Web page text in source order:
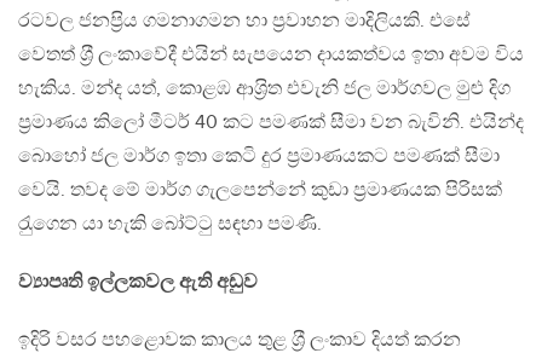
රටවල ජනප‍්‍රිය ගමනාගමන හා ප‍්‍රවාහන මාදිලියකි. එසේ
වෙතත් ශ‍්‍රී ලංකාවේදී එයින් සැපයෙන දායකත්වය ඉතා අවම විය
හැකිය. මන්ද යත්, කොළඹ ආශ‍්‍රිත එවැනි ජල මාර්ගවල මුළු දිග
ප‍්‍රමාණය කිලෝ මීටර් 40 කට පමණක් සීමා වන බැවිනි. එයින්ද
බොහෝ ජල මාර්ග ඉතා කෙටි දුර ප‍්‍රමාණයකට පමණක් සීමා
වෙයි. තවද මේ මාර්ග ගැලපෙන්නේ කුඩා ප‍්‍රමාණයක පිරිසක්
රැුගෙන යා හැකි බෝට්ටු සඳහා පමණි.
ව්‍යාපෘති ඉල්ලකවල ඇති අඩුව
ඉදිරි වසර පහළොවක කාලය තුළ ශ‍්‍රී ලංකාව දියත් කරන